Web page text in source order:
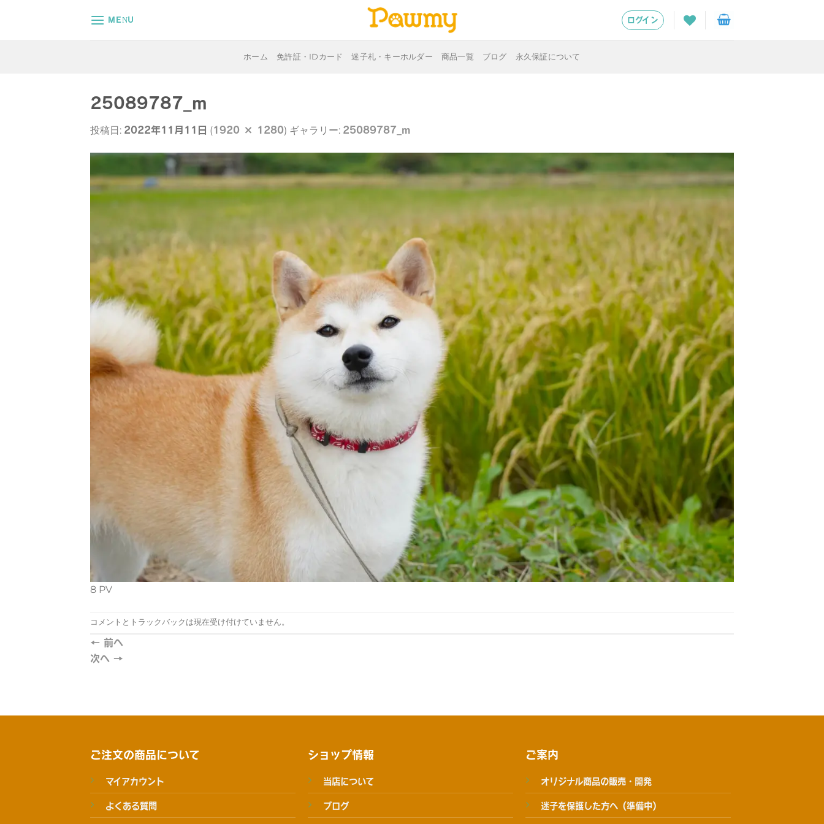
MENU ログイン
ホーム 免許証・IDカード 迷子札・キーホルダー 商品一覧 ブログ 永久保証について
25089787_m
投稿日: 2022年11月11日 (1920 × 1280) ギャラリー: 25089787_m
8 PV
コメントとトラックバックは現在受け付けていません。
← 前へ
次へ →
ご注文の商品について
マイアカウント
よくある質問
ショップ情報
当店について
ブログ
ご案内
オリジナル商品の販売・開発
迷子を保護した方へ（準備中）